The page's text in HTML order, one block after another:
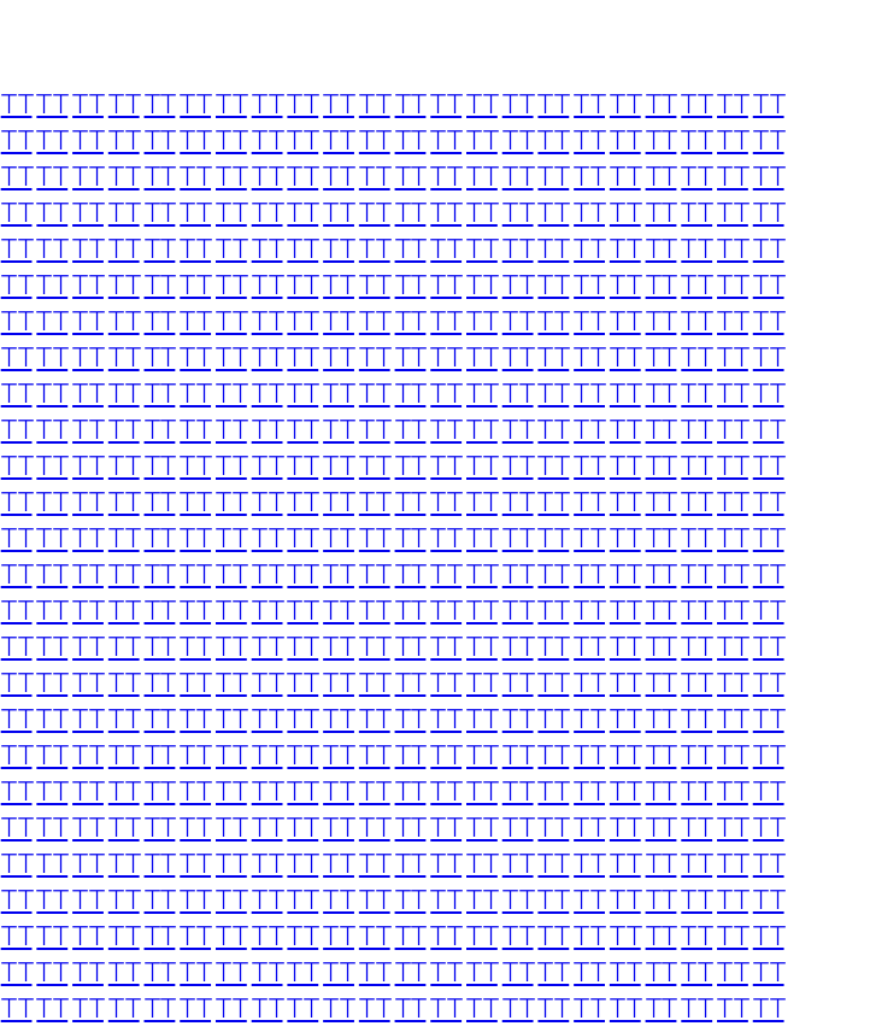
TTTTTTTTTTTTTTTTTTTTTTTTTTTTTTTTTTTTTTTTTTTT
TTTTTTTTTTTTTTTTTTTTTTTTTTTTTTTTTTTTTTTTTTTT
TTTTTTTTTTTTTTTTTTTTTTTTTTTTTTTTTTTTTTTTTTTT
TTTTTTTTTTTTTTTTTTTTTTTTTTTTTTTTTTTTTTTTTTTT
TTTTTTTTTTTTTTTTTTTTTTTTTTTTTTTTTTTTTTTTTTTT
TTTTTTTTTTTTTTTTTTTTTTTTTTTTTTTTTTTTTTTTTTTT
TTTTTTTTTTTTTTTTTTTTTTTTTTTTTTTTTTTTTTTTTTTT
TTTTTTTTTTTTTTTTTTTTTTTTTTTTTTTTTTTTTTTTTTTT
TTTTTTTTTTTTTTTTTTTTTTTTTTTTTTTTTTTTTTTTTTTT
TTTTTTTTTTTTTTTTTTTTTTTTTTTTTTTTTTTTTTTTTTTT
TTTTTTTTTTTTTTTTTTTTTTTTTTTTTTTTTTTTTTTTTTTT
TTTTTTTTTTTTTTTTTTTTTTTTTTTTTTTTTTTTTTTTTTTT
TTTTTTTTTTTTTTTTTTTTTTTTTTTTTTTTTTTTTTTTTTTT
TTTTTTTTTTTTTTTTTTTTTTTTTTTTTTTTTTTTTTTTTTTT
TTTTTTTTTTTTTTTTTTTTTTTTTTTTTTTTTTTTTTTTTTTT
TTTTTTTTTTTTTTTTTTTTTTTTTTTTTTTTTTTTTTTTTTTT
TTTTTTTTTTTTTTTTTTTTTTTTTTTTTTTTTTTTTTTTTTTT
TTTTTTTTTTTTTTTTTTTTTTTTTTTTTTTTTTTTTTTTTTTT
TTTTTTTTTTTTTTTTTTTTTTTTTTTTTTTTTTTTTTTTTTTT
TTTTTTTTTTTTTTTTTTTTTTTTTTTTTTTTTTTTTTTTTTTT
TTTTTTTTTTTTTTTTTTTTTTTTTTTTTTTTTTTTTTTTTTTT
TTTTTTTTTTTTTTTTTTTTTTTTTTTTTTTTTTTTTTTTTTTT
TTTTTTTTTTTTTTTTTTTTTTTTTTTTTTTTTTTTTTTTTTTT
TTTTTTTTTTTTTTTTTTTTTTTTTTTTTTTTTTTTTTTTTTTT
TTTTTTTTTTTTTTTTTTTTTTTTTTTTTTTTTTTTTTTTTTTT
TTTTTTTTTTTTTTTTTTTTTTTTTTTTTTTTTTTTTTTTTTTT